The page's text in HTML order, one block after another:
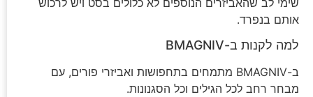
אותם בנפרד.
למה לקנות ב-BMAGNIV
ב-BMAGNIV מתמחים בתחפושות ואביזרי פורים, עם
מבחר רחב לכל הגילים וכל הסגנונות.